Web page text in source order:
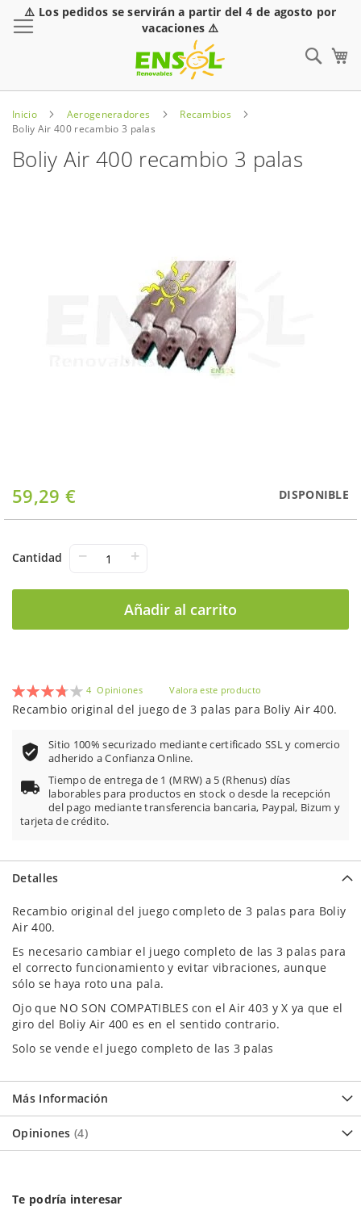
⚠️ Los pedidos se servirán a partir del 4 de agosto por
vacaciones ⚠️
Inicio Aerogeneradores
Recambios
Boliy Air 400 recambio 3 palas
Boliy Air 400 recambio 3 palas
59,29 € DISPONIBLE
Cantidad − +
Añadir al carrito
Saltar
al
comienzo
la
Valoración:
75
% of 100
4 Opiniones Valora este producto
Recambio original del juego de 3 palas para Boliy Air 400.
Sitio 100% securizado mediante certificado SSL y comercio
adherido a Confianza Online.
Tiempo de entrega de 1 (MRW) a 5 (Rhenus) días
laborables para productos en stock o desde la recepción
del pago mediante transferencia bancaria, Paypal, Bizum y
tarjeta de crédito.
Detalles
Recambio original del juego completo de 3 palas para Boliy
Air 400.
Es necesario cambiar el juego completo de las 3 palas para
el correcto funcionamiento y evitar vibraciones, aunque
sólo se haya roto una pala.
Ojo que NO SON COMPATIBLES con el Air 403 y X ya que el
giro del Boliy Air 400 es en el sentido contrario.
Solo se vende el juego completo de las 3 palas
Más Información
Opiniones 4
Te podría interesar